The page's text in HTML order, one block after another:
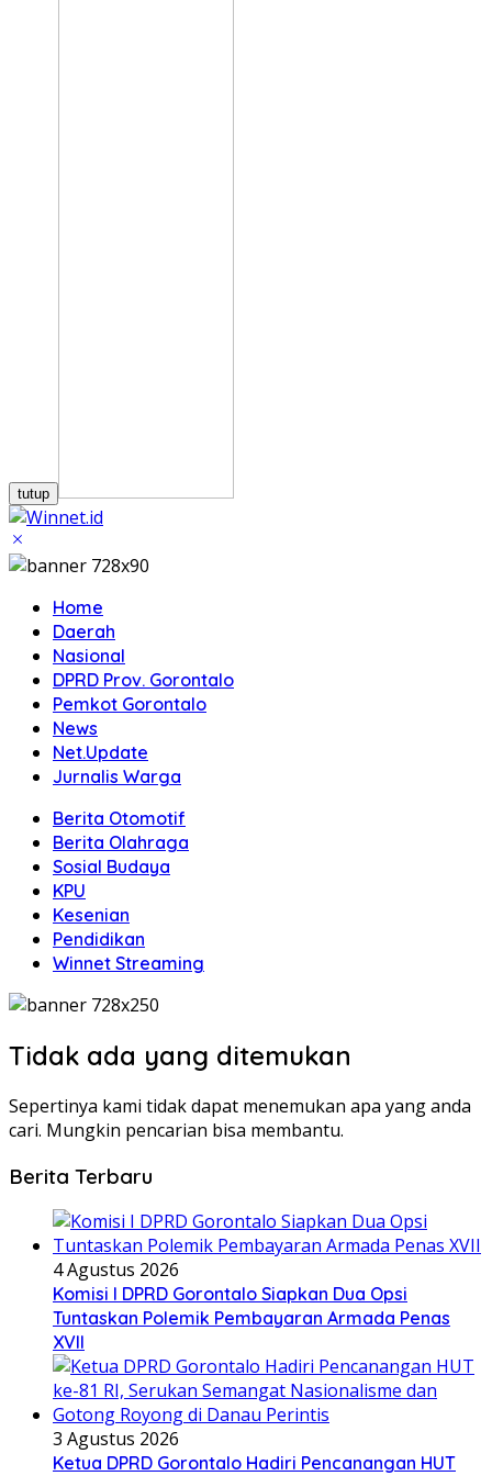
tutup
Home
Daerah
Nasional
DPRD Prov. Gorontalo
Pemkot Gorontalo
News
Net.Update
Jurnalis Warga
Berita Otomotif
Berita Olahraga
Sosial Budaya
KPU
Kesenian
Pendidikan
Winnet Streaming
Tidak ada yang ditemukan
Sepertinya kami tidak dapat menemukan apa yang anda
cari. Mungkin pencarian bisa membantu.
Berita Terbaru
4 Agustus 2026
Komisi I DPRD Gorontalo Siapkan Dua Opsi
Tuntaskan Polemik Pembayaran Armada Penas
XVII
3 Agustus 2026
Ketua DPRD Gorontalo Hadiri Pencanangan HUT